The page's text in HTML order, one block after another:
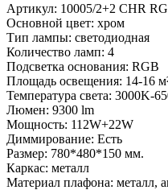
Артикул: 10005/2+2 CHR
Основной цвет: хром
Тип лампы: светодиодная
Количество ламп: 4
Подсветка основания: RGB
Площадь освещения: 14-16
Температура света: 3000K-
Люмен: 9300 lm
Мощность: 112W+22W
Диммирование: Есть
Размер: 780*480*150 мм.
Каркас: металл
Материал плафона: металл,